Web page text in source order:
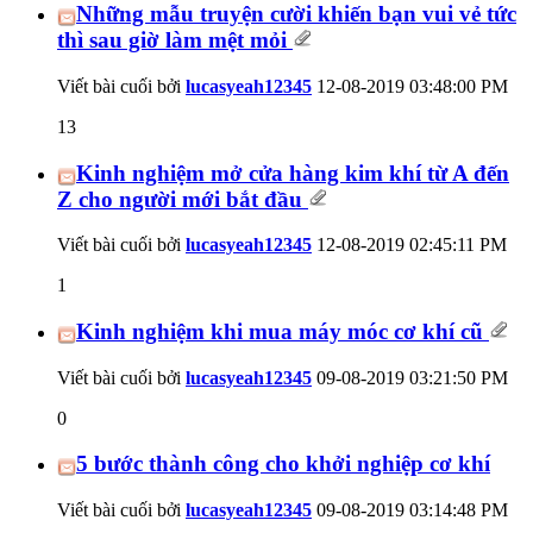
Những mẫu truyện cười khiến bạn vui vẻ tức
thì sau giờ làm mệt mỏi
Viết bài cuối bởi lucasyeah12345 12-08-2019 03:48:00 PM
13
Kinh nghiệm mở cửa hàng kim khí từ A đến
Z cho người mới bắt đầu
Viết bài cuối bởi lucasyeah12345 12-08-2019 02:45:11 PM
1
Kinh nghiệm khi mua máy móc cơ khí cũ
Viết bài cuối bởi lucasyeah12345 09-08-2019 03:21:50 PM
0
5 bước thành công cho khởi nghiệp cơ khí
Viết bài cuối bởi lucasyeah12345 09-08-2019 03:14:48 PM